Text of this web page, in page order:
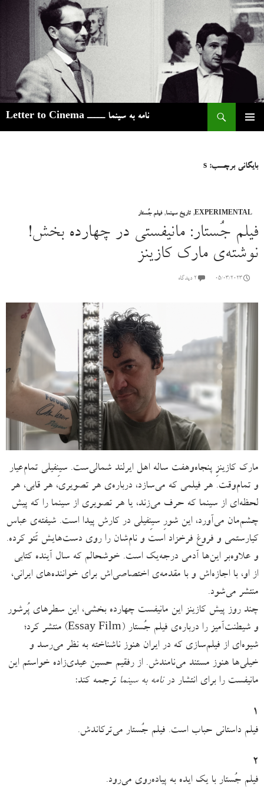
نامه به سینما ـــــ Letter to Cinema
بایگانی برچسب: s
EXPERIMENTAL
, تاریخ سینما,فیلم جُستار
فیلم‌ جُستار: مانیفستی در چهارده بخش!
نوشته‌ی مارک کازینز
05/03/2023 ۲ دیدگاه
مارک کازینزِ پنجاه‌وهفت ساله اهل ایرلند شمالی‌ست. سینِفیلی تمام‌عیار
و تمام‌وقت. هر فیلمی که می‌سازد، درباره‌ی هر تصویری، هر قابی، هر
لحظه‌ای از سینما که حرف می‌زند، یا هر تصویری از سینما را که پیش
چشم‌مان می‌آورد، این شورِ سینِفیلی در کارش پیدا است. شیفته‌ی عباس
کیارستمی و فروغ فرخزاد است و نام‌شان را روی دست‌هایش تَتو کرده.
و علاوه‌بر این‌ها آدمی درجه‌یک است. خوشحالم که سال آینده کتابی
از او، با اجازه‌اش و با مقدمه‌ی اختصاصی‌اش برای خواننده‌های ایرانی،
منتشر می‌شود.
چند روز پیش کازینز این مانیفست چهارده بخشی، این سطرهای پُرشور
و شیطنت‌آمیز را درباره‌ی فیلم جُستار (Essay Film) منتشر کرد؛
شیوه‌ای از فیلم‌سازی که در ایران هنوز ناشناخته به نظر می‌رسد و
خیلی‌ها هنوز مستند می‌نامندش. از رفقیم حسین عیدی‌زاده خواستم این
مانیفست را برای انتشار درنامه به سینما ترجمه‌ کند:
١
فیلم داستانی حباب است. فیلم جُستار می‌ترکاندش.
٢
فیلم ‌جُستار با یک ایده به پیاده‌روی می‌رود.